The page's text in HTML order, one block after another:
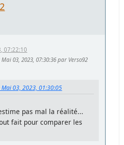
07:22:10
Mai 03, 2023, 07:30:36 par Verso92
Mai 03, 2023, 01:30:05
pas mal la réalité...
fait pour comparer les